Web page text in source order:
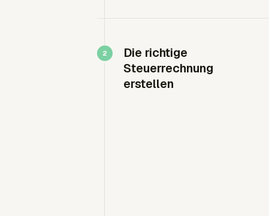
Die richtige
Steuerrechnung
erstellen